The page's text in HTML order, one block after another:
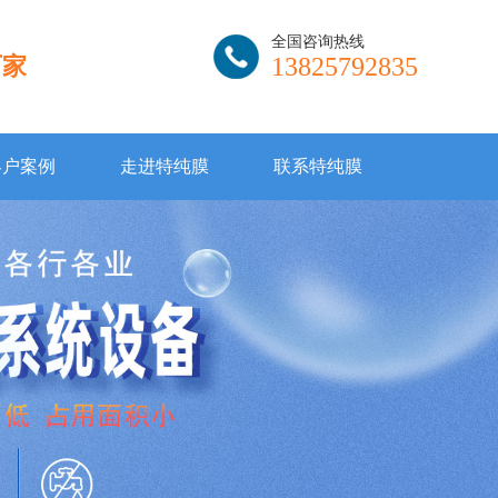
全国咨询热线
13825792835
案例 走进特纯膜 联系特纯膜